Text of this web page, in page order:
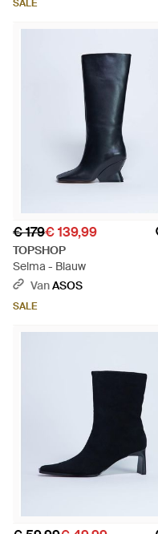
SALE
€ 179€ 139,99
TOPSHOP
Selma - Blauw
VanASOS
SALE